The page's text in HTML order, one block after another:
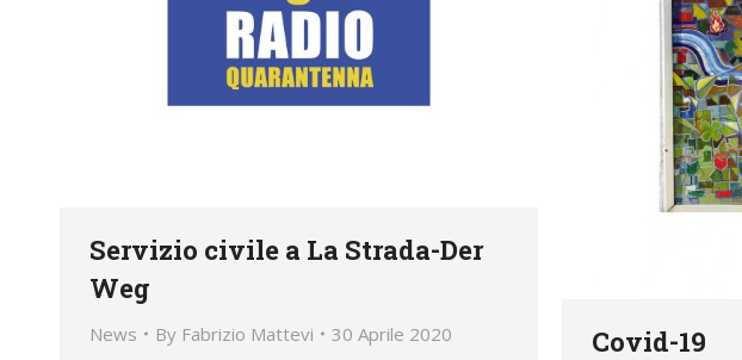
Servizio civile a La Strada-Der
Weg
News By Fabrizio Mattevi 30 Aprile 2020 Covid-19